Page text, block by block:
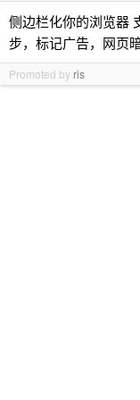
侧边栏化你的浏览器
步，标记广告，网页
Promoted by ris